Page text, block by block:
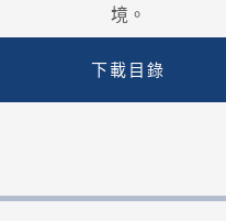
境。
下載目錄